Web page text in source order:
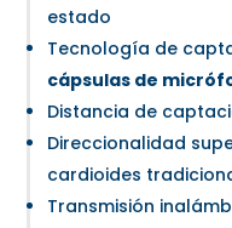
estado
Tecnología de
cápsulas de
Distancia de
Direccionalidad
cardioides
Transmisión